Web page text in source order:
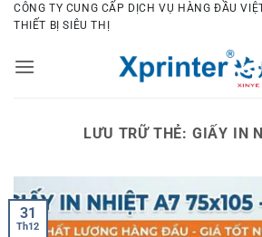
Bỏ
qua
dung
CÔNG TY CUNG CẤP DỊCH VỤ HÀNG ĐẦU
THIẾT BỊ SIÊU THỊ
LƯU TRỮ THẺ: GIẤY IN
31
Th12